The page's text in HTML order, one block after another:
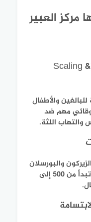
مركز العبير
1. تنظيف الأسنان وتلميعها (Scaling &
والأطفال
وقائي مهم ضد
والتهاب اللثة.
والبورسلان
بأسعار تبدأ من 500 إلى